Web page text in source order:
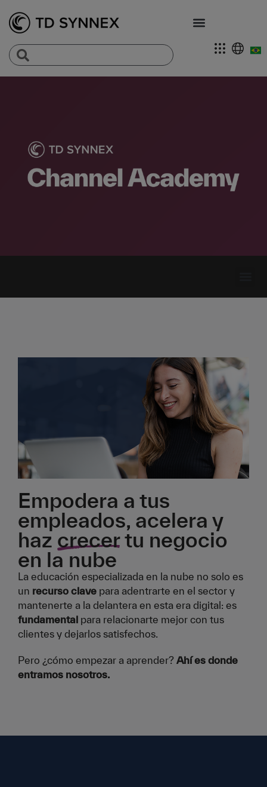
Empodera a tus
empleados, acelera y
haz crecertu negocio
en la nube
La educación especializada en la nube no solo es
un recurso clave para adentrarte en el sector y
mantenerte a la delantera en esta era digital: es
fundamental para relacionarte mejor con tus
clientes y dejarlos satisfechos.
Pero ¿cómo empezar a aprender? Ahí es donde
entramos nosotros.